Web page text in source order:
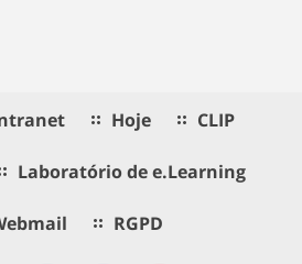
Hoje CLIP
Laboratório de e.Learning
RGPD